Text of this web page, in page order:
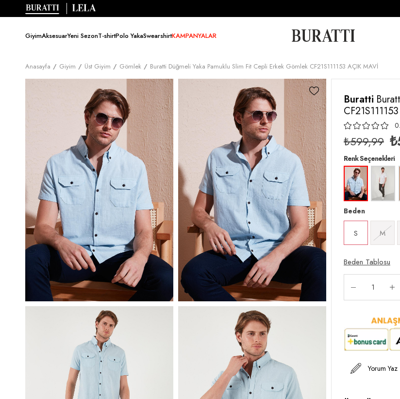
GiyimAksesuarYeni SezonT-shirtPolo YakaSwearshirtKAMPANYALAR
Anasayfa Giyim Üst Giyim Gömlek Buratti Düğmeli Yaka Pamuklu Slim Fit Cepli Erkek Gömlek CF21S111153 AÇIK MAVİ
Buratti
₺599,99
Renk Seçenekleri
Beden
S M
Beden Tablosu
Yorum Yaz